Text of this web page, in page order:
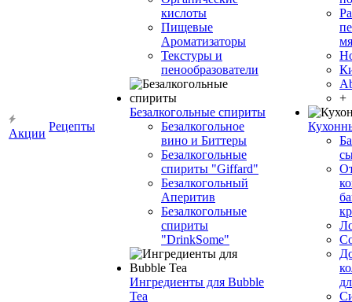
Акции
Рецепты
кислоты
Пищевые
Ароматизаторы
Текстуры и
пенообразователи
Безалкогольные спириты
Безалкогольное
вино и Биттеры
Безалкогольные
спириты "Giffard"
Безалкогольный
Аперитив
Безалкогольные
спириты
"DrinkSome"
Ингредиенты для Bubble
Tea
+